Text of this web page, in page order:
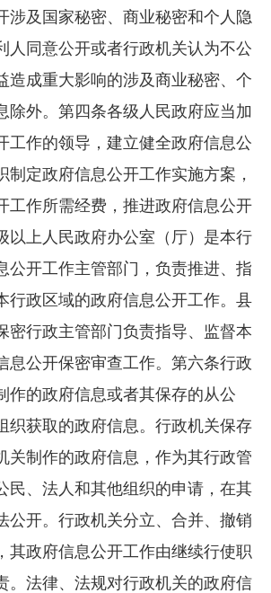
涉及国家秘密、商业秘密和个人隐
人同意公开或者行政机关认为不公
造成重大影响的涉及商业秘密、个
除外。第四条各级人民政府应当加
工作的领导，建立健全政府信息公
制定政府信息公开工作实施方案，
工作所需经费，推进政府信息公开
以上人民政府办公室（厅）是本行
公开工作主管部门，负责推进、指
行政区域的政府信息公开工作。县
密行政主管部门负责指导、监督本
息公开保密审查工作。第六条行政
作的政府信息或者其保存的从公
织获取的政府信息。行政机关保存
关制作的政府信息，作为其行政管
民、法人和其他组织的申请，在其
公开。行政机关分立、合并、撤销
其政府信息公开工作由继续行使职
。法律、法规对行政机关的政府信